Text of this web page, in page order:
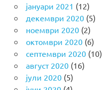
јануари 2021 (12)
декември 2020(5)
ноември 2020(2)
октомври 2020(6)
септември 2020(10)
август 2020(16)
јули 2020(5)